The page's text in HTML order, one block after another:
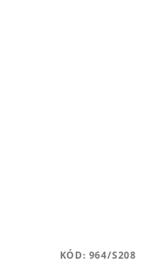
KÓD: 964/S208